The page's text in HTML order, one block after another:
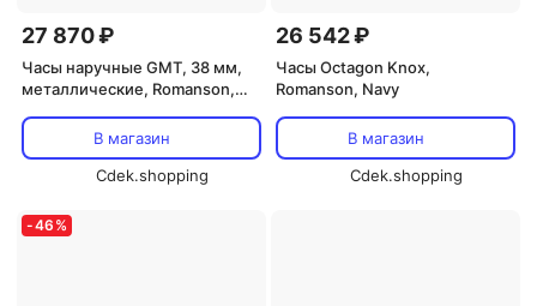
27 870 ₽
Часы наручные GMT, 38 мм,
металлические, Romanson,
В магазин
Cdek.shopping
26 542 ₽
Часы Octagon Knox,
Romanson, Navy
В магазин
Cdek.shopping
-46 %